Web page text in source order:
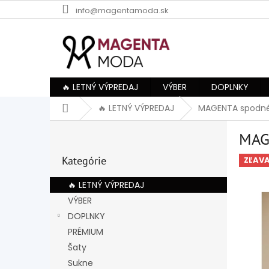
na
info@magentamoda.sk
🔥 LETNÝ VÝPREDAJ VÝBER DOPLNKY
Domov🔥 LETNÝ VÝPREDAJ MAGENTA
ý
p
kategórie
Kategórie
🔥 LETNÝ VÝPREDAJ
VÝBER
DOPLNKY
PRÉMIUM
Šaty
Sukne